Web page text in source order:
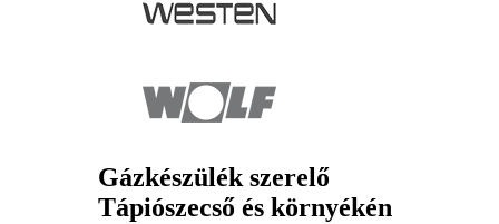
Gázkészülék szerelő
Tápiószecső és környékén